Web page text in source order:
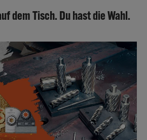
dem Tisch. Du hast die Wahl.